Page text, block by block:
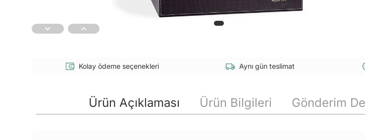
Kolay ödeme seçenekleri Aynı gün teslimat
Ürün Açıklaması Ürün Bilgileri Gönderim